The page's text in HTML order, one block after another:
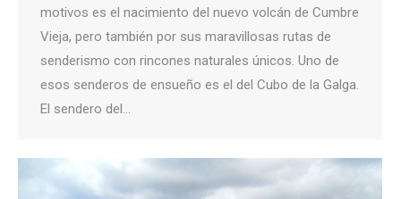
motivos es el nacimiento del nuevo volcán de Cumbre
Vieja, pero también por sus maravillosas rutas de
senderismo con rincones naturales únicos. Uno de
esos senderos de ensueño es el del Cubo de la Galga.
El sendero del…